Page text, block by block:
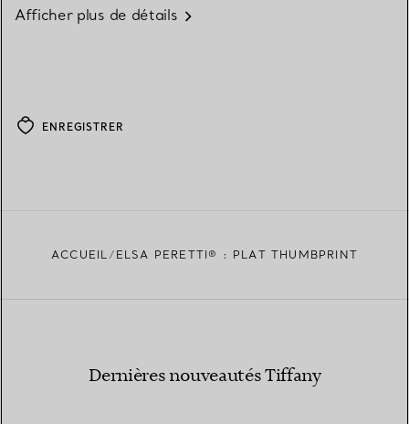
Afficher plus de détails
ENREGISTRER
ACCUEIL ELSA PERETTI® : PLAT THUMBPRINT
Dernières nouveautés Tiffany